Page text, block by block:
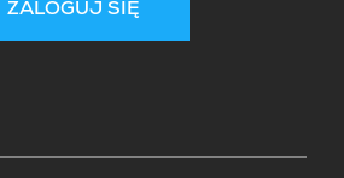
ZALOGUJ SIĘ